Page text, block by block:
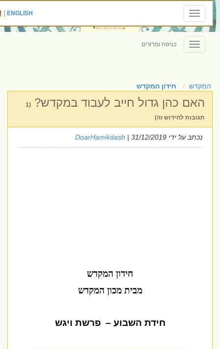
Toggle
navigation
ENGLISH
|
Toggle
navigation
כניסה ומדורים
המקדש חידון המקדש
האם כהן גדול חייב לעבוד במקדש?
תגובות לחידוש זה)
נכתב על ידי DoarHamikdash| 31/12/2019
חידון המקדש
מבית מכון המקדש
חידת השבוע–פרשת ויגש